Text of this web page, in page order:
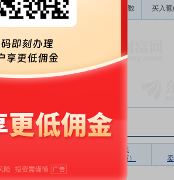
龙虎榜成交金额(万) 上榜次数 买入
暂无数据
上榜营业部
买入合计（万）